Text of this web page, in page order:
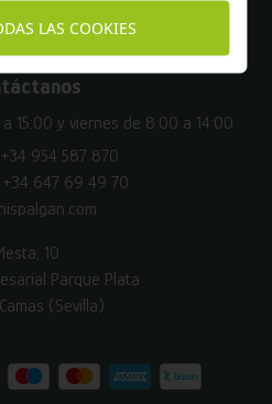
15:00 y viernes de 8:00 a 14:00
+34 954 587 870
+34 647 69 49 70
10
Parque Plata
(Sevilla)
LAS COOKIES